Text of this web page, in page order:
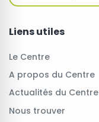
Liens utiles
Le Centre
A propos du Centre
Actualités du Centre
Nous trouver